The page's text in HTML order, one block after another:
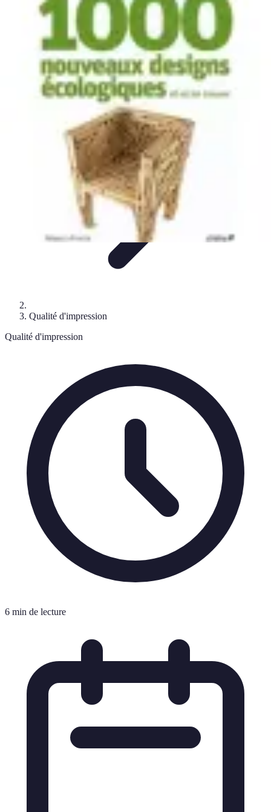
Toner Écologique
Environnement
Choix et Comparaison
Toner Écologique
Qualité d'impression
Qualité d'impression
6 min de lecture